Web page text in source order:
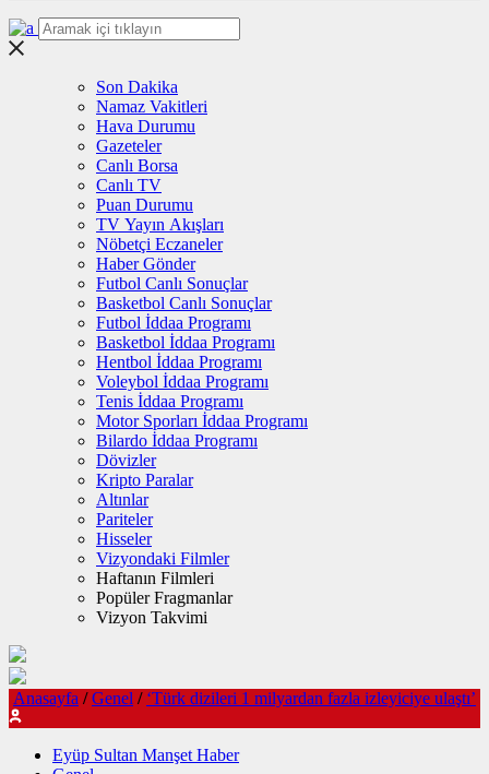
Son Dakika
Namaz Vakitleri
Hava Durumu
Gazeteler
Canlı Borsa
Canlı TV
Puan Durumu
TV Yayın Akışları
Nöbetçi Eczaneler
Haber Gönder
Futbol Canlı Sonuçlar
Basketbol Canlı Sonuçlar
Futbol İddaa Programı
Basketbol İddaa Programı
Hentbol İddaa Programı
Voleybol İddaa Programı
Tenis İddaa Programı
Motor Sporları İddaa Programı
Bilardo İddaa Programı
Dövizler
Kripto Paralar
Altınlar
Pariteler
Hisseler
Vizyondaki Filmler
Haftanın Filmleri
Popüler Fragmanlar
Vizyon Takvimi
Anasayfa / Genel / ‘Türk dizileri 1 milyardan fazla izleyiciye ulaştı’
Eyüp Sultan Manşet Haber